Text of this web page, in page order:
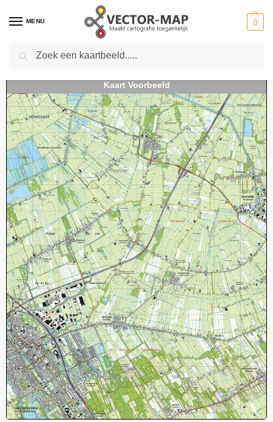
MENU 0
Home Kaarten - Topografische kaarten